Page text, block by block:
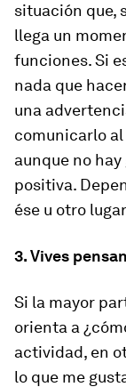
situación que,
llega un
funciones. Si
nada que
una
comunicarlo
aunque no
positiva.
ése u otro
3. Vives
Si la mayor
orienta a
actividad, en
lo que me